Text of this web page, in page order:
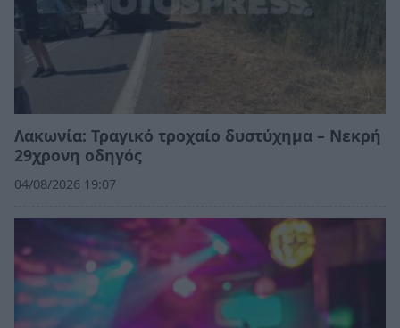
Λακωνία: Τραγικό τροχαίο δυστύχημα – Νεκρή
29χρονη οδηγός
04/08/2026 19:07